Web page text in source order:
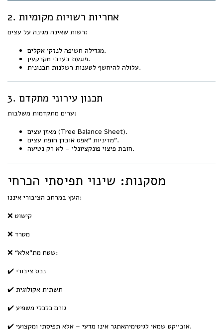
2. אחריות רשויות מקומיות
רשות שאינה מגינה על עצים:
מגדילה חשיפה לנזקי אקלים.
פוגעת בערכי מקרקעין.
עלולה להיחשף לטענות רשלנות תכנונית.
3. תכנון עירוני מתקדם
ערים מתקדמות משלבות:
מאזן עצים (Tree Balance Sheet).
מדיניות “אפס אובדן חופת עצים”.
חובת פיצוי פונקציונלי – לא רק נטיעה.
מסקנות: שינוי תפיסתי הכרחי
העץ במרחב הציבורי איננו:
❌ קישוט
❌ מטרד
❌ “שטח מת”אלא:
✔️ נכס ציבורי
✔️ תשתית אקולוגית
✔️ גורם כלכלי משפיע
✔️ אובייקט שמאי לגיטימיהאתגר אינו מדעי – אלא תפיסתי ומקצועי.